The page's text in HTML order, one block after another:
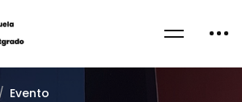
Evento